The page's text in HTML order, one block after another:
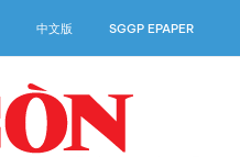
中文版 SGGP EPAPER